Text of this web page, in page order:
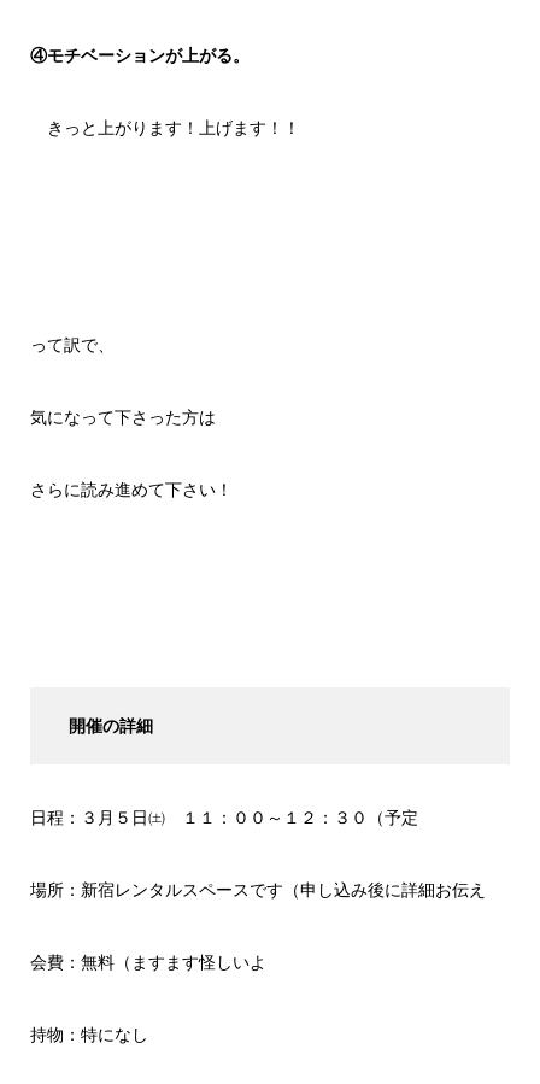
④モチベーションが上がる。
きっと上がります！上げます！！
って訳で、
気になって下さった方は
さらに読み進めて下さい！
開催の詳細
日程：３月５日㈯ １１：００～１２：３０（予定
場所：新宿レンタルスペースです（申し込み後に詳細お伝え
会費：無料（ますます怪しいよ
持物：特になし